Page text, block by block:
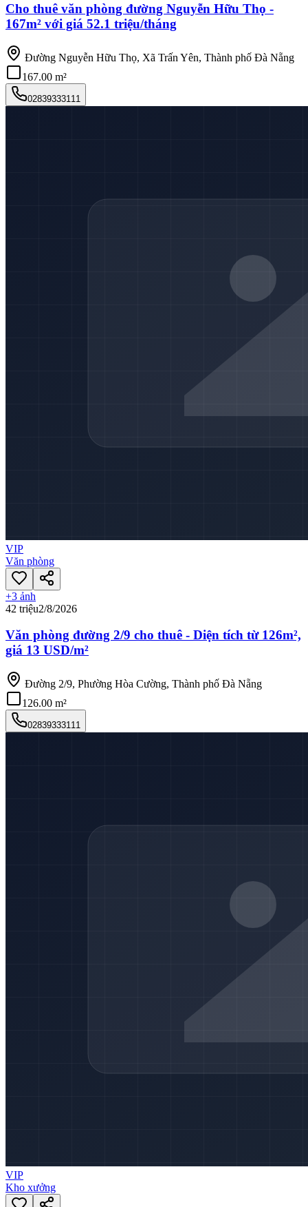
Cho thuê văn phòng đường Nguyễn Hữu Thọ -
167m² với giá 52.1 triệu/tháng
Đường Nguyễn Hữu Thọ, Xã Trấn Yên, Thành phố Đà Nẵng
167.00 m²
02839333111
VIP
Văn phòng
+3 ảnh
42 triệu2/8/2026
Văn phòng đường 2/9 cho thuê - Diện tích từ 126m²,
giá 13 USD/m²
Đường 2/9, Phường Hòa Cường, Thành phố Đà Nẵng
126.00 m²
02839333111
VIP
Kho xưởng